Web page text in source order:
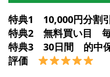
特典1 10,000円分割
特典2 無料買い目 毎
特典3 30日間 的中保
評価